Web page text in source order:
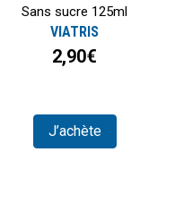
Sans sucre 125ml
VIATRIS
2,90€
J’achète